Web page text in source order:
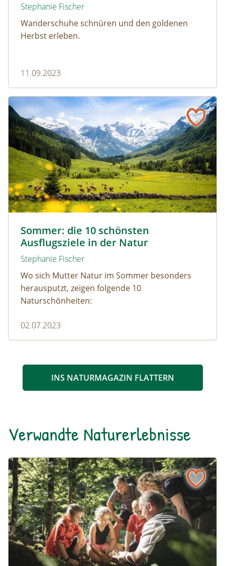
Stephanie Fischer
Wanderschuhe schnüren und den goldenen
Herbst erleben.
11.09.2023
Sommer: die 10 schönsten
Ausflugsziele in der Natur
Stephanie Fischer
Wo sich Mutter Natur im Sommer besonders
herausputzt, zeigen folgende 10
Naturschönheiten:
02.07.2023
Sommer: die 10 schönsten Ausflugsziele in der Natur
INS NATURMAGAZIN FLATTERN
Verwandte Naturerlebnisse